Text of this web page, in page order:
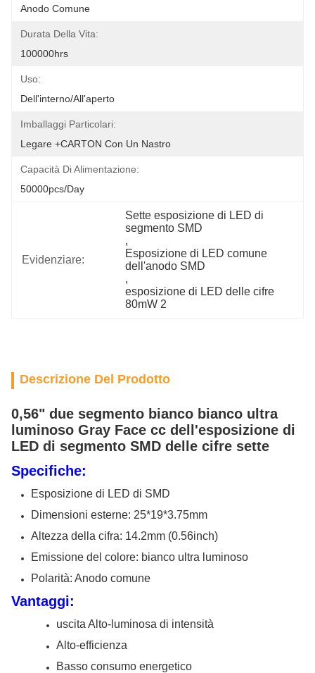
Anodo Comune
Durata Della Vita:
100000hrs
Uso:
Dell'interno/all'aperto
Imballaggi Particolari:
Legare +CARTON Con Un Nastro
Capacità Di Alimentazione:
50000pcs/day
Evidenziare:
Sette esposizione di LED di
segmento SMD
,
Esposizione di LED comune
dell'anodo SMD
,
esposizione di LED delle cifre
80mW 2
Descrizione Del Prodotto
0,56" due segmento bianco bianco ultra
luminoso Gray Face cc dell'esposizione di
LED di segmento SMD delle cifre sette
Specifiche:
Esposizione di LED di SMD
Dimensioni esterne: 25*19*3.75mm
Altezza della cifra: 14.2mm (0.56inch)
Emissione del colore: bianco ultra luminoso
Polarità: Anodo comune
Vantaggi:
uscita Alto-luminosa di intensità
Alto-efficienza
Basso consumo energetico